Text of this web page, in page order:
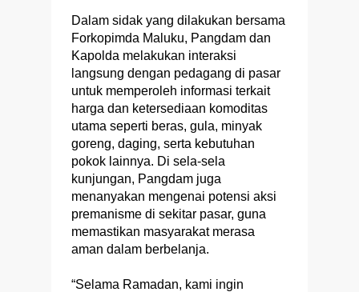
Dalam sidak yang dilakukan bersama
Forkopimda Maluku, Pangdam dan
Kapolda melakukan interaksi
langsung dengan pedagang di pasar
untuk memperoleh informasi terkait
harga dan ketersediaan komoditas
utama seperti beras, gula, minyak
goreng, daging, serta kebutuhan
pokok lainnya. Di sela-sela
kunjungan, Pangdam juga
menanyakan mengenai potensi aksi
premanisme di sekitar pasar, guna
memastikan masyarakat merasa
aman dalam berbelanja.
“Selama Ramadan, kami ingin